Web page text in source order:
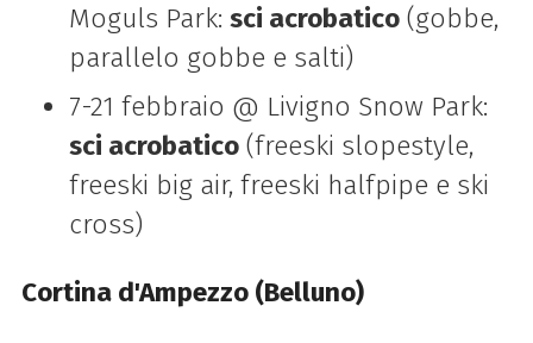
Moguls Park: sci acrobatico(gobbe,
parallelo gobbe e salti)
7-21 febbraio @ Livigno Snow Park:
sci acrobatico(freeski slopestyle,
freeski big air, freeski halfpipe e ski
cross)
Cortina d'Ampezzo (Belluno)